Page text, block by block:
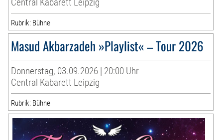
Central Kabarett Leipzig
Rubrik: Bühne
Masud Akbarzadeh »Playlist« – Tour 2026
Donnerstag, 03.09.2026 | 20:00 Uhr
Central Kabarett Leipzig
Rubrik: Bühne